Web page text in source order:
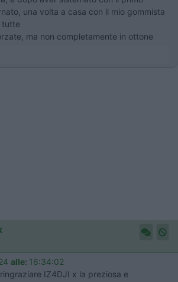
una volta a casa con il mio gommista
tutte
ma non completamente in ottone
alle: 16:34:02
IZ4DJI x la preziosa e